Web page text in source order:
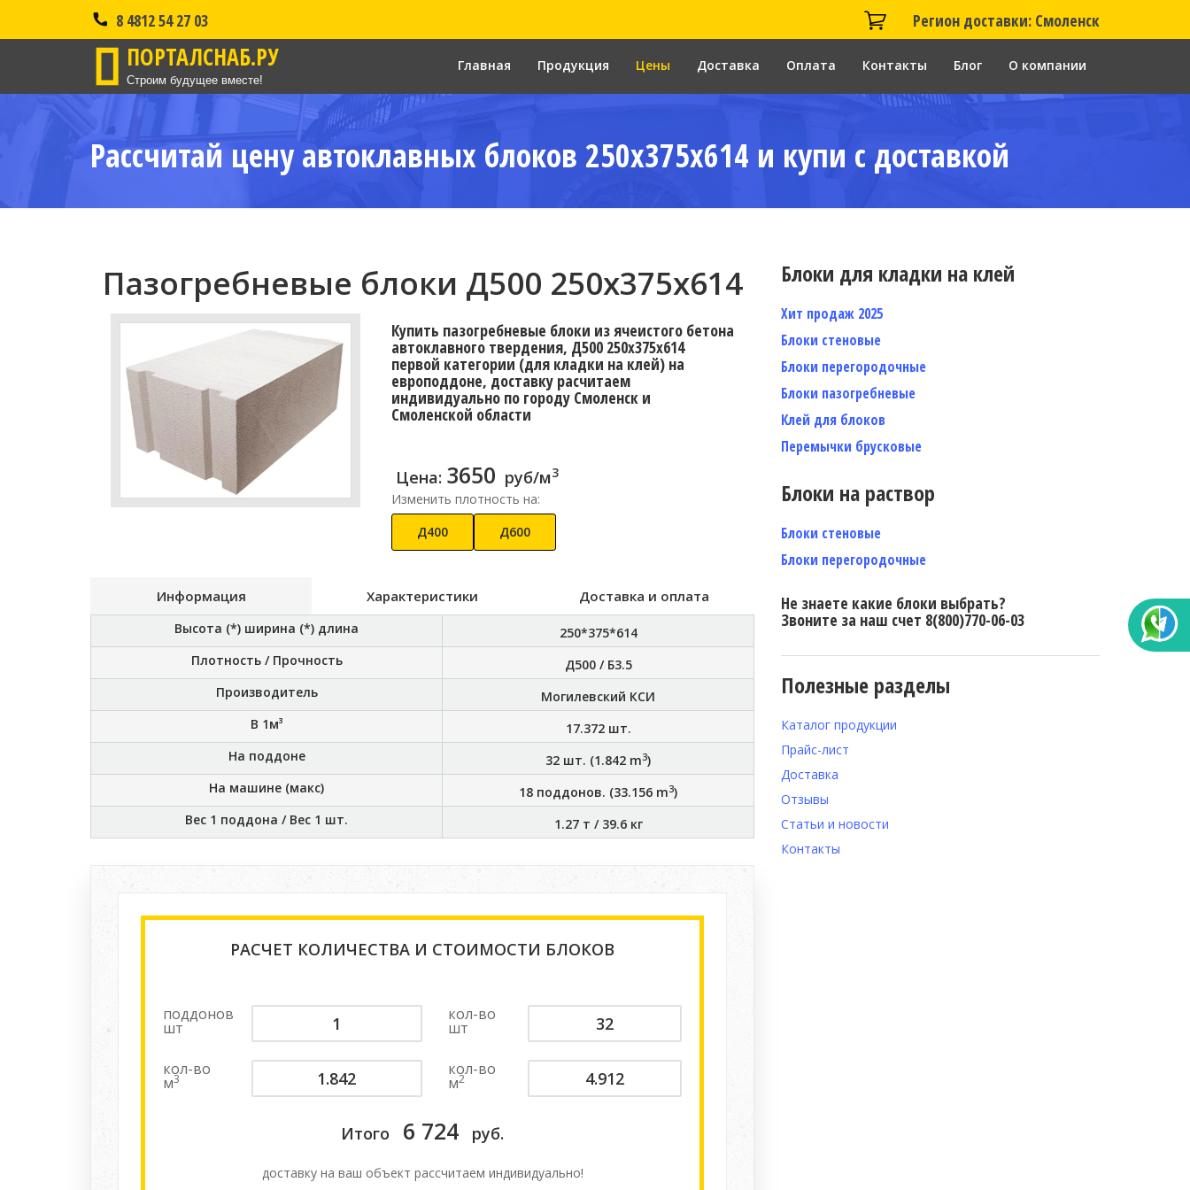
8 4812 54 27 03 Регион доставки: Смоленск
ПОРТАЛСНАБ.РУ
Строим будущее вместе!
Главная Продукция Цены Доставка Оплата Контакты Блог О компании
Рассчитай цену автоклавных блоков 250x375x614 и купи с доставкой
Пазогребневые блоки Д500 250x375x614
Купить пазогребневые блоки из ячеистого бетона
автоклавного твердения, Д500 250x375x614
первой категории (для кладки на клей) на
европоддоне, доставку расчитаем
индивидуально по городу Смоленск и
Смоленской области
Цена: 3650 руб/м3
Изменить плотность на:
Д400
Д600
Информация Характеристики Доставка и оплата
Высота (*) ширина (*) длина
250*375*614
Плотность / Прочность
Д500 / Б3.5
Производитель
Могилевский КСИ
В 1м³
17.372шт.
На поддоне
32 шт. (1.842 m3)
На машине (макс)
18 поддонов. (33.156 m3)
Вес 1 поддона / Вес 1 шт.
1.27 т / 39.6 кг
РАСЧЕТ КОЛИЧЕСТВА И СТОИМОСТИ БЛОКОВ
поддонов
шт
кол-во
шт
кол-во
м3
кол-во
м2
Итого 6 724 руб.
доставку на ваш объект расcчитаем индивидуально!
Блоки для кладки на клей
Хит продаж 2025
Блоки стеновые
Блоки перегородочные
Блоки пазогребневые
Клей для блоков
Перемычки брусковые
Блоки на раствор
Блоки стеновые
Блоки перегородочные
Не знаете какие блоки выбрать?
Звоните за наш счет 8(800)770-06-03
Полезные разделы
Каталог продукции
Прайс-лист
Доставка
Отзывы
Статьи и новости
Контакты